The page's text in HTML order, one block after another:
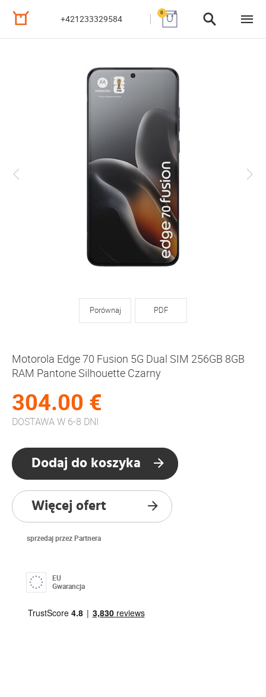
+421233329584
0
Porównaj PDF
Motorola Edge 70 Fusion 5G Dual SIM 256GB 8GB
RAM Pantone Silhouette Czarny
304.00 €
DOSTAWA W 6-8 DNI
Dodaj do koszyka
Więcej ofert
sprzedaj przez Partnera
EU
Gwarancja